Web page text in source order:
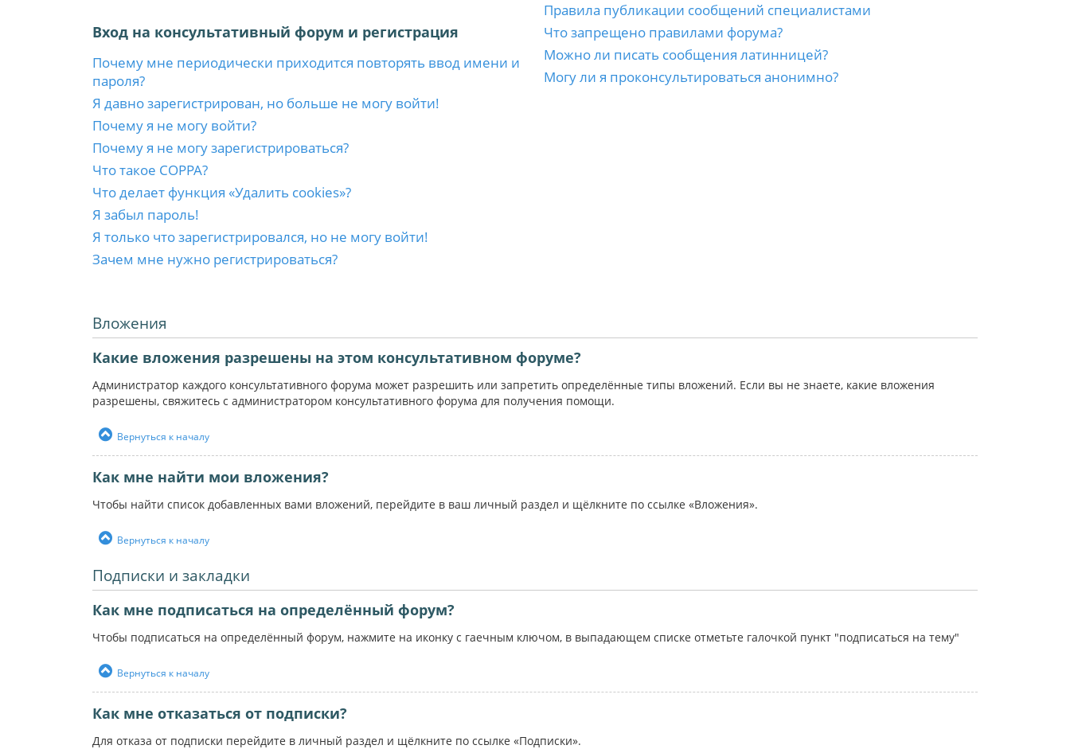
Вход на консультативный форум и регистрация
Почему мне периодически приходится повторять ввод имени и
пароля?
Я давно зарегистрирован, но больше не могу войти!
Почему я не могу войти?
Почему я не могу зарегистрироваться?
Что такое COPPA?
Что делает функция «Удалить cookies»?
Я забыл пароль!
Я только что зарегистрировался, но не могу войти!
Зачем мне нужно регистрироваться?
Правила публикации сообщений специалистами
Что запрещено правилами форума?
Можно ли писать сообщения латинницей?
Могу ли я проконсультироваться анонимно?
Вложения
Какие вложения разрешены на этом консультативном форуме?
Администратор каждого консультативного форума может разрешить или запретить определённые типы вложений. Если вы не знаете, какие вложения
разрешены, свяжитесь с администратором консультативного форума для получения помощи.
Вернуться к началу
Как мне найти мои вложения?
Чтобы найти список добавленных вами вложений, перейдите в ваш личный раздел и щёлкните по ссылке «Вложения».
Вернуться к началу
Подписки и закладки
Как мне подписаться на определённый форум?
Чтобы подписаться на определённый форум, нажмите на иконку с гаечным ключом, в выпадающем списке отметьте галочкой пункт "подписаться на тему"
Вернуться к началу
Как мне отказаться от подписки?
Для отказа от подписки перейдите в личный раздел и щёлкните по ссылке «Подписки».